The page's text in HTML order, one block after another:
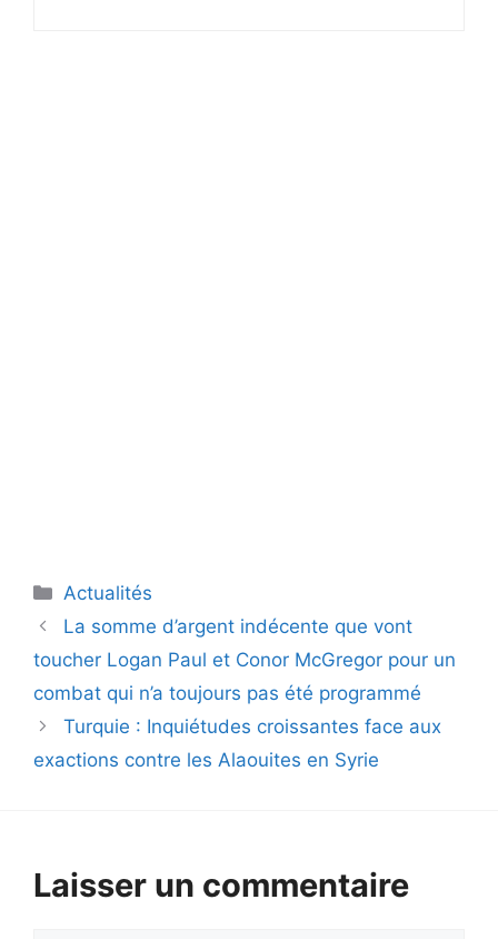
Catégories
Actualités
La somme d’argent indécente que vont
toucher Logan Paul et Conor McGregor pour un
combat qui n’a toujours pas été programmé
Turquie : Inquiétudes croissantes face aux
exactions contre les Alaouites en Syrie
Laisser un commentaire